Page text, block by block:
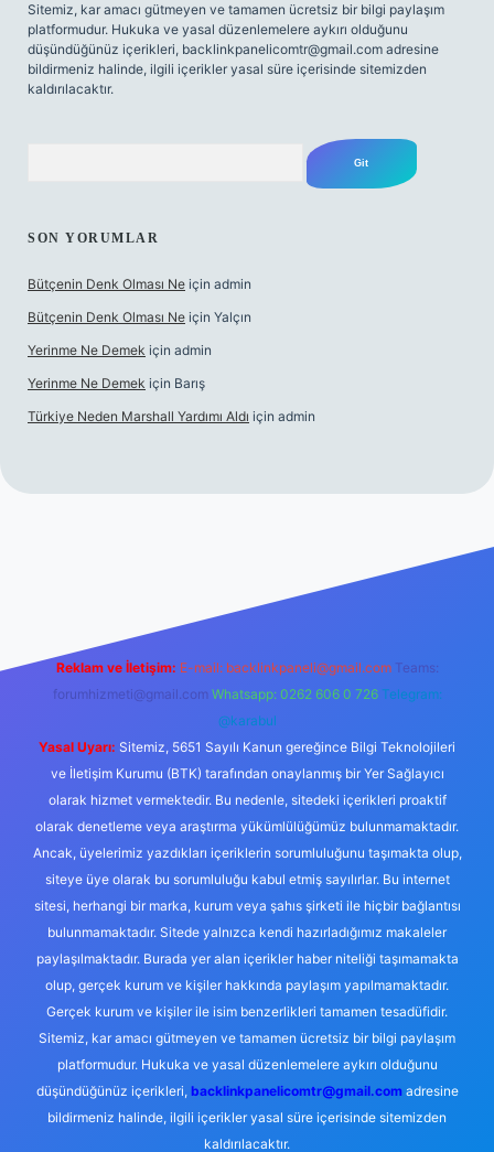
Sitemiz, kar amacı gütmeyen ve tamamen ücretsiz bir bilgi paylaşım
platformudur. Hukuka ve yasal düzenlemelere aykırı olduğunu
düşündüğünüz içerikleri, backlinkpanelicomtr@gmail.com adresine
bildirmeniz halinde, ilgili içerikler yasal süre içerisinde sitemizden
kaldırılacaktır.
SON YORUMLAR
Bütçenin Denk Olması Ne için admin
Bütçenin Denk Olması Ne için Yalçın
Yerinme Ne Demek için admin
Yerinme Ne Demek için Barış
Türkiye Neden Marshall Yardımı Aldı için admin
hiltonbet yeni giriş
Reklam ve İletişim: E-mail: backlinkpaneli@gmail.com Teams:
forumhizmeti@gmail.com Whatsapp: 0262 606 0 726 Telegram:
@karabul
Yasal Uyarı: Sitemiz, 5651 Sayılı Kanun gereğince Bilgi Teknolojileri
ve İletişim Kurumu (BTK) tarafından onaylanmış bir Yer Sağlayıcı
olarak hizmet vermektedir. Bu nedenle, sitedeki içerikleri proaktif
olarak denetleme veya araştırma yükümlülüğümüz bulunmamaktadır.
Ancak, üyelerimiz yazdıkları içeriklerin sorumluluğunu taşımakta olup,
siteye üye olarak bu sorumluluğu kabul etmiş sayılırlar. Bu internet
sitesi, herhangi bir marka, kurum veya şahıs şirketi ile hiçbir bağlantısı
bulunmamaktadır. Sitede yalnızca kendi hazırladığımız makaleler
paylaşılmaktadır. Burada yer alan içerikler haber niteliği taşımamakta
olup, gerçek kurum ve kişiler hakkında paylaşım yapılmamaktadır.
Gerçek kurum ve kişiler ile isim benzerlikleri tamamen tesadüfidir.
Sitemiz, kar amacı gütmeyen ve tamamen ücretsiz bir bilgi paylaşım
platformudur. Hukuka ve yasal düzenlemelere aykırı olduğunu
düşündüğünüz içerikleri, backlinkpanelicomtr@gmail.comadresine
bildirmeniz halinde, ilgili içerikler yasal süre içerisinde sitemizden
kaldırılacaktır.